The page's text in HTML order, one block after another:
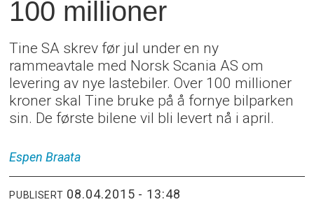
100 millioner
Tine SA skrev før jul under en ny
rammeavtale med Norsk Scania AS om
levering av nye lastebiler. Over 100 millioner
kroner skal Tine bruke på å fornye bilparken
sin. De første bilene vil bli levert nå i april.
Espen Braata
PUBLISERT 08.04.2015 - 13:48